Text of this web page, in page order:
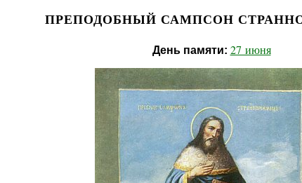
ПРЕПОДОБНЫЙ САМПСОН
День памяти: 27 июня